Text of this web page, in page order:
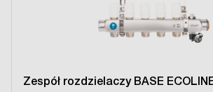
Zespół rozdzielaczy BASE